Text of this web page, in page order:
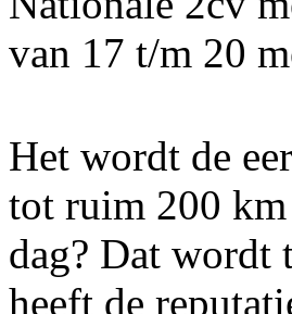
van 17 t/m 20
Het wordt de
tot ruim 200 km
dag? Dat wordt
heeft de